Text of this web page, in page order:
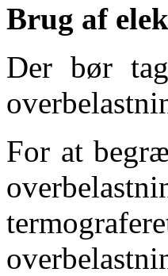
Brug af
Der bør
For at